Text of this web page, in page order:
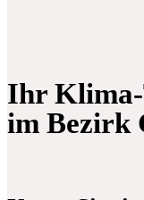
Ihr
im Bezirk